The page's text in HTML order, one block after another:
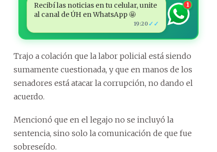
Recibí las noticias en tu celular, unite
al canal de ÚH en WhatsApp 🤩
19:20 ✓✓
1
Trajo a colación que la labor policial está siendo
sumamente cuestionada, y que en manos de los
senadores está atacar la corrupción, no dando el
acuerdo.
Mencionó que en el legajo no se incluyó la
sentencia, sino solo la comunicación de que fue
sobreseído.